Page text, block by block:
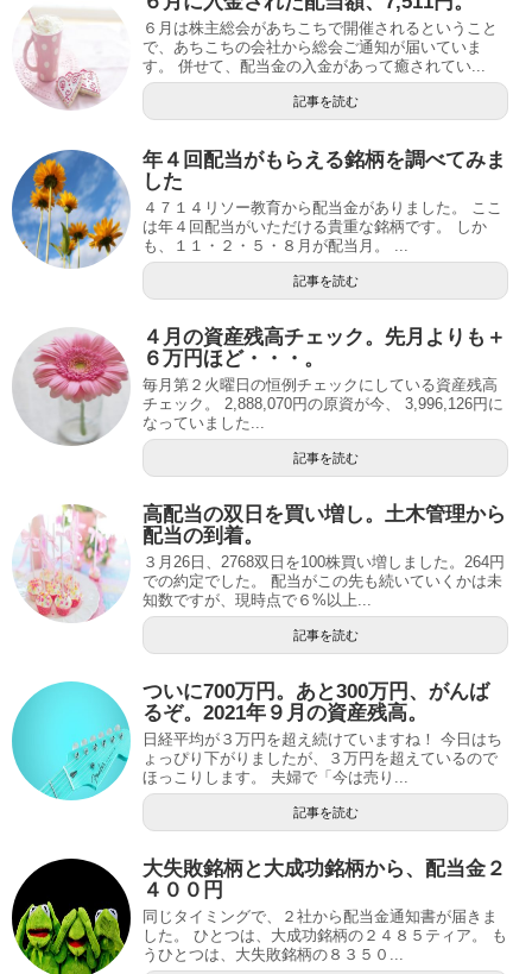
６月は株主総会があちこちで開催されるということ
で、あちこちの会社から総会ご通知が届いていま
す。 併せて、配当金の入金があって癒されてい...
記事を読む
年４回配当がもらえる銘柄を調べてみま
した
４７１４リソー教育から配当金がありました。 ここ
は年４回配当がいただける貴重な銘柄です。 しか
も、１１・２・５・８月が配当月。 ...
記事を読む
４月の資産残高チェック。先月よりも＋
６万円ほど・・・。
毎月第２火曜日の恒例チェックにしている資産残高
チェック。 2,888,070円の原資が今、 3,996,126円に
なっていました...
記事を読む
高配当の双日を買い増し。土木管理から
配当の到着。
３月26日、2768双日を100株買い増しました。264円
での約定でした。 配当がこの先も続いていくかは未
知数ですが、現時点で６%以上...
記事を読む
ついに700万円。あと300万円、がんば
るぞ。2021年９月の資産残高。
日経平均が３万円を超え続けていますね！ 今日はち
ょっぴり下がりましたが、３万円を超えているので
ほっこりします。 夫婦で「今は売り...
記事を読む
大失敗銘柄と大成功銘柄から、配当金２
４００円
同じタイミングで、２社から配当金通知書が届きま
した。 ひとつは、大成功銘柄の２４８５ティア。 も
うひとつは、大失敗銘柄の８３５０...